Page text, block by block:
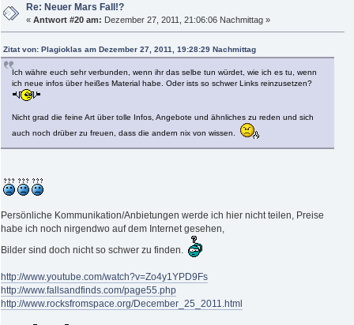
Re: Neuer Mars Fall!?
«Antwort #20 am: Dezember 27, 2011, 21:06:06 Nachmittag »
Zitat von: Plagioklas am Dezember 27, 2011, 19:28:29 Nachmittag
Ich währe euch sehr verbunden, wenn ihr das selbe tun würdet, wie ich es tu, wenn
ich neue infos über heißes Material habe. Oder ists so schwer Links reinzusetzen?
Nicht grad die feine Art über tolle Infos, Angebote und ähnliches zu reden und sich
auch noch drüber zu freuen, dass die andern nix von wissen.
Persönliche Kommunikation/Anbietungen werde ich hier nicht teilen, Preise
habe ich noch nirgendwo auf dem Internet gesehen,
Bilder sind doch nicht so schwer zu finden.
http://www.youtube.com/watch?v=Zo4y1YPD9Fs
http://www.fallsandfinds.com/page55.php
http://www.rocksfromspace.org/December_25_2011.html